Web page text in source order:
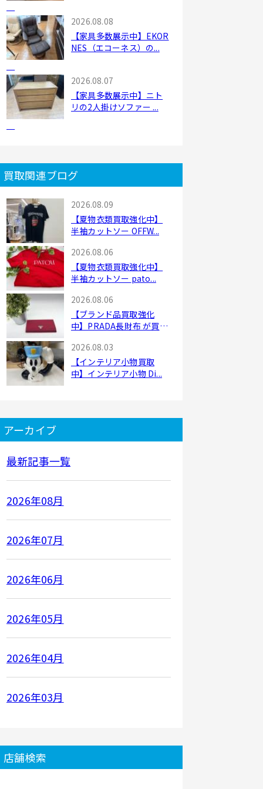
2026.08.08
【家具多数展示中】EKOR
NES（エコーネス）の...
2026.08.07
【家具多数展示中】ニト
リの2人掛けソファー ...
買取関連ブログ
2026.08.09
【夏物衣類買取強化中】
半袖カットソー OFFW...
2026.08.06
【夏物衣類買取強化中】
半袖カットソー pato...
2026.08.06
【ブランド品買取強化
中】PRADA長財布 が買
2026.08.03
【インテリア小物買取
中】インテリア小物 Di...
アーカイブ
最新記事一覧
2026年08月
2026年07月
2026年06月
2026年05月
2026年04月
2026年03月
店舗検索